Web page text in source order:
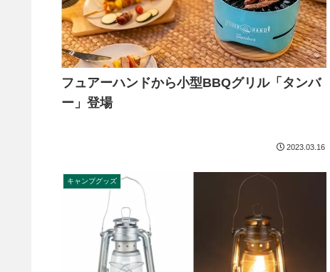
フュアーハンドから小型BBQグリル「タンバ
ー」登場
2023.03.16
キャンプグッズ